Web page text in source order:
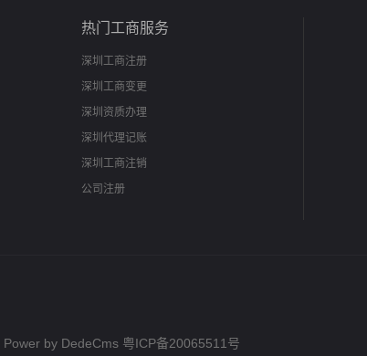
热门工商服务
深圳工商注册
深圳工商变更
深圳资质办理
深圳代理记账
深圳工商注销
公司注册
Power by DedeCms 粤ICP备20065511号